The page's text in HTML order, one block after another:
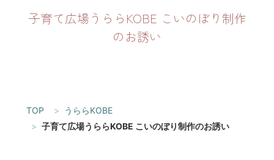
子育て広場うららKOBE こいのぼり制作
のお誘い
TOP
うららKOBE
子育て広場うららKOBE こいのぼり制作のお誘い